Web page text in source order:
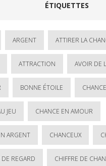
ÉTIQUETTES
ARGENT ATTIRER LA
ATTRACTION AVOIR DE
BONNE ÉTOILE CHANCE
JEU CHANCE EN AMOUR
ARGENT CHANCEUX
REGARD CHIFFRE DE